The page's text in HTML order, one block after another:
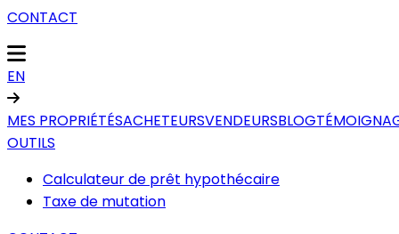
CONTACT
EN
MES PROPRIÉTÉSACHETEURSVENDEURSBLOG
OUTILS
Calculateur de prêt hypothécaire
Taxe de mutation